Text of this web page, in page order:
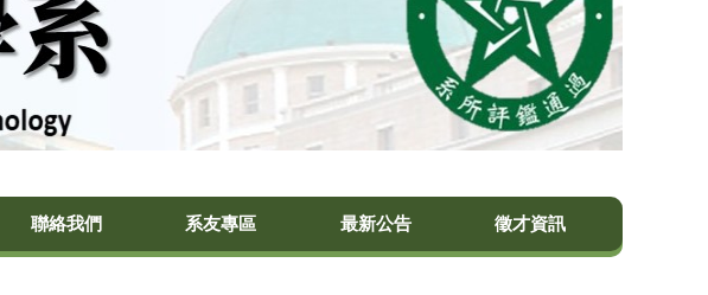
聯絡我們 系友專區 最新公告 徵才資訊